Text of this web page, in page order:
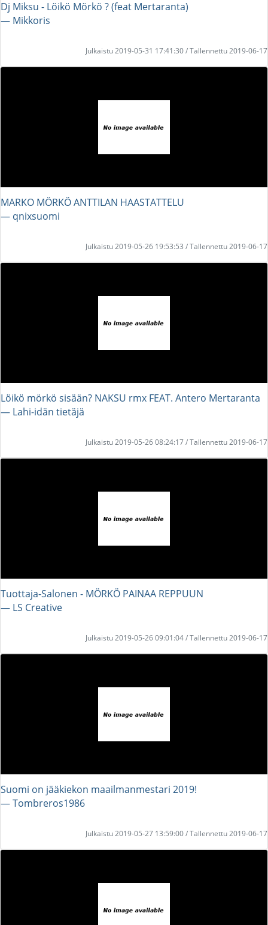
Dj Miksu - Löikö Mörkö ? (feat Mertaranta)
― Mikkoris
Julkaistu 2019-05-31 17:41:30 / Tallennettu 2019-06-17
MARKO MÖRKÖ ANTTILAN HAASTATTELU
― qnixsuomi
Julkaistu 2019-05-26 19:53:53 / Tallennettu 2019-06-17
Löikö mörkö sisään? NAKSU rmx FEAT. Antero Mertaranta
― Lahi-idän tietäjä
Julkaistu 2019-05-26 08:24:17 / Tallennettu 2019-06-17
Tuottaja-Salonen - MÖRKÖ PAINAA REPPUUN
― LS Creative
Julkaistu 2019-05-26 09:01:04 / Tallennettu 2019-06-17
Suomi on jääkiekon maailmanmestari 2019!
― Tombreros1986
Julkaistu 2019-05-27 13:59:00 / Tallennettu 2019-06-17